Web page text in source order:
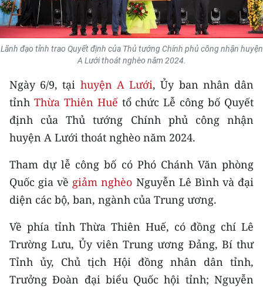
MÔI TRƯỜNG
BẠN ĐỌC
KIỂM CHỨNG THÔNG TIN
TRI THỨC CHUYÊN SÂU
54 DÂN TỘC VIỆT NAM
CHƯƠNG TRÌNH OCOP - MỖI XÃ
MỘT SẢN PHẨM
MEDIA CENTER
E-Magazine
Lãnh đạo tỉnh trao Quyết định của Thủ tướng Chính phủ công nhận huyện
A Lưới thoát nghèo năm 2024.
Ngày 6/9, tại huyện A Lưới, Ủy ban nhân dân
tỉnh Thừa Thiên Huếtổ chức Lễ công bố Quyết
định của Thủ tướng Chính phủ công nhận
huyện A Lưới thoát nghèo năm 2024.
Tham dự lễ công bố có Phó Chánh Văn phòng
Quốc gia về giảm nghèo Nguyễn Lê Bình và đại
diện các bộ, ban, ngành của Trung ương.
Về phía tỉnh Thừa Thiên Huế, có đồng chí Lê
Trường Lưu, Ủy viên Trung ương Đảng, Bí thư
Tỉnh ủy, Chủ tịch Hội đồng nhân dân tỉnh,
Trưởng Đoàn đại biểu Quốc hội tỉnh; Nguyễn